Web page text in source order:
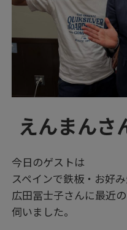
えんまんさ
今日のゲストは
スペインで鉄板・お好
広田冨士子さんに最近
伺いました。